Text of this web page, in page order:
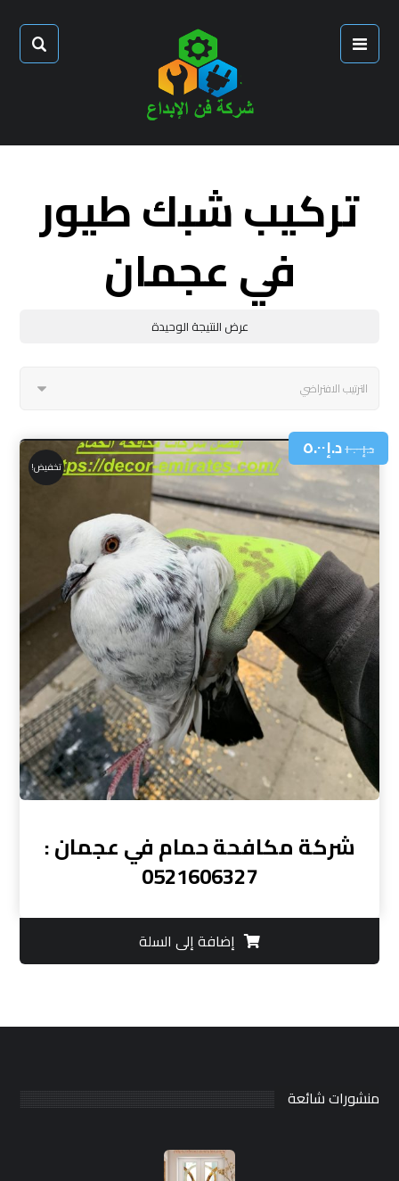
تركيب شبك طيور
في عجمان
عرض النتيجة الوحيدة
شركة مكافحة حمام في عجمان :
0521606327
د.إ١٠.٠٠د.إ٥.٠٠
تخفيض!
إضافة إلى السلة
منشورات شائعة